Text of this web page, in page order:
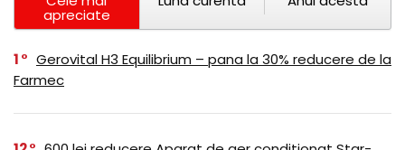
apreciate
1
Gerovital H3 Equilibrium – pana la 30% reducere de la
Farmec